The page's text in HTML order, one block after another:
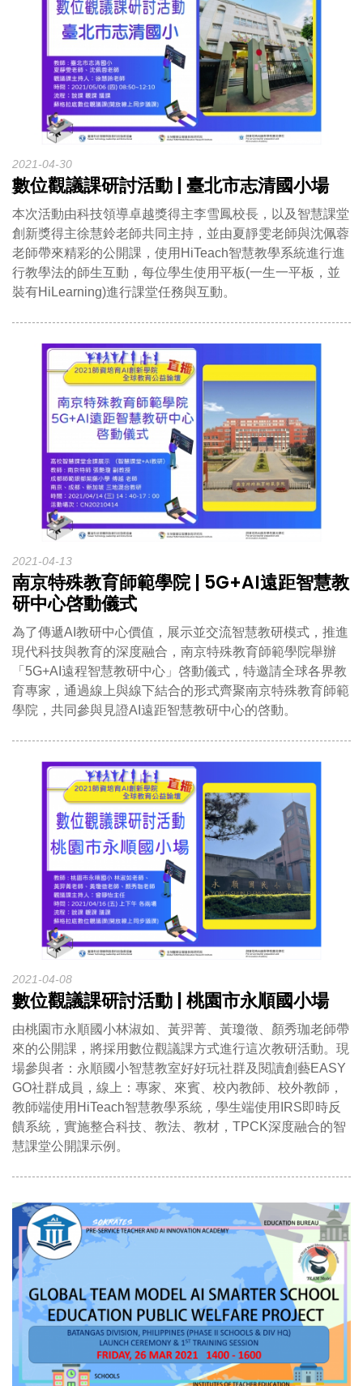
2021-04-30
數位觀議課研討活動 | 臺北市志清國小場
本次活動由科技領導卓越獎得主李雪鳳校長，以及智慧課堂
創新獎得主徐慧鈴老師共同主持，並由夏靜雯老師與沈佩蓉
老師帶來精彩的公開課，使用HiTeach智慧教學系統進行進
行教學法的師生互動，每位學生使用平板(一生一平板，並
裝有HiLearning)進行課堂任務與互動。
2021-04-13
南京特殊教育師範學院 | 5G+AI遠距智慧教
研中心啓動儀式
為了傳遞AI教研中心價值，展示並交流智慧教研模式，推進
現代科技與教育的深度融合，南京特殊教育師範學院舉辦
「5G+AI遠程智慧教研中心」啓動儀式，特邀請全球各界教
育專家，通過線上與線下結合的形式齊聚南京特殊教育師範
學院，共同參與見證AI遠距智慧教研中心的啓動。
2021-04-08
數位觀議課研討活動 | 桃園市永順國小場
由桃園市永順國小林淑如、黃羿菁、黃瓊徵、顏秀珈老師帶
來的公開課，將採用數位觀議課方式進行這次教研活動。現
場參與者：永順國小智慧教室好好玩社群及閱讀創藝EASY
GO社群成員，線上：專家、來賓、校內教師、校外教師，
教師端使用HiTeach智慧教學系統，學生端使用IRS即時反
饋系統，實施整合科技、教法、教材，TPCK深度融合的智
慧課堂公開課示例。